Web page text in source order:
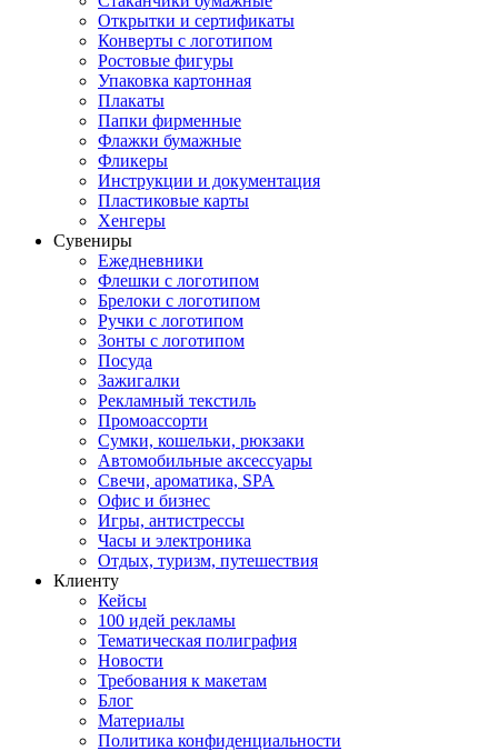
Открытки и сертификаты
Конверты с логотипом
Ростовые фигуры
Упаковка картонная
Плакаты
Папки фирменные
Флажки бумажные
Фликеры
Инструкции и документация
Пластиковые карты
Хенгеры
Сувениры
Ежедневники
Флешки с логотипом
Брелоки с логотипом
Ручки с логотипом
Зонты с логотипом
Посуда
Зажигалки
Рекламный текстиль
Промоассорти
Сумки, кошельки, рюкзаки
Автомобильные аксессуары
Свечи, ароматика, SPA
Офис и бизнес
Игры, антистрессы
Часы и электроника
Отдых, туризм, путешествия
Клиенту
Кейсы
100 идей рекламы
Тематическая полиграфия
Новости
Требования к макетам
Блог
Материалы
Политика конфиденциальности